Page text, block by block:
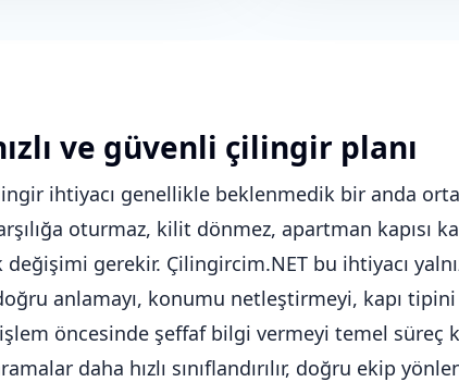
ve güvenli çilingir planı
ihtiyacı genellikle beklenmedik bir anda
oturmaz, kilit dönmez, apartman kapısı
gerekir. Çilingircim.NET bu ihtiyacı
anlamayı, konumu netleştirmeyi, kapı
öncesinde şeffaf bilgi vermeyi temel süreç
daha hızlı sınıflandırılır, doğru ekip